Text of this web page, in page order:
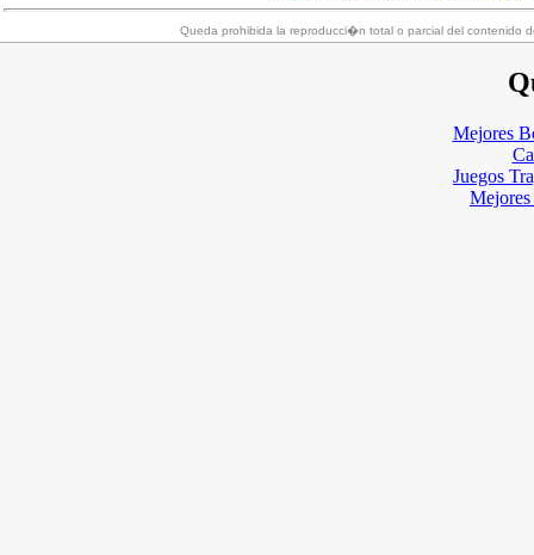
Queda prohibida la reproducci�n total o parcial del contenido
Mejores
Juegos